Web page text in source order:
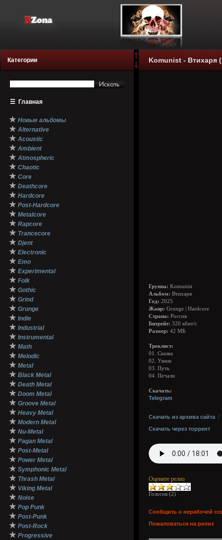
Категории
☰ Главная
★ Новые альбомы
★ Alternative
★ Acoustic
★ Ambient
★ Atmospheric
★ Chaotic
★ Core
★ Deathcore
★ Hardcore
★ Post-Hardcore
★ Metalcore
★ Rapcore
★ Trancecore
★ Djent
★ Electronic
★ Emo
★ Experimental
★ Folk
★ Gothic
★ Grind
★ Grunge
★ Indie
★ Industrial
★ Instrumental
★ Math
★ Melodic
★ Metal
★ Black Metal
★ Death Metal
★ Doom Metal
★ Groove Metal
★ Heavy Metal
★ Modern Metal
★ Nu-Metal
★ Pagan Metal
★ Post-Metal
★ Power Metal
★ Symphonic Metal
★ Thrash Metal
★ Viking Metal
★ Noise
★ Pop Punk
★ Post-Punk
★ Post-Rock
★ Progressive
Komunist - Втихаря
Группа: Komunist
Альбом: Втихаря
Год: 2025
Жанр: Grunge | Hardcore
Страна: Россия
Битрейт: 320 кбит/с
Размер: 42 МБ
Треклист:
01. Сказка
02. Узник
03. Путь
04. Печали
Cкачать:
Telegram
Скачать из архива сайта /
Скачать через торрент
Оцените релиз
Голосов (2)
Сообщить о нерабочей
Пожаловаться на релиз